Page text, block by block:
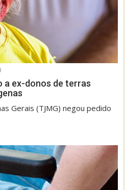
a ex-donos de terras
Gerais (TJMG) negou pedido